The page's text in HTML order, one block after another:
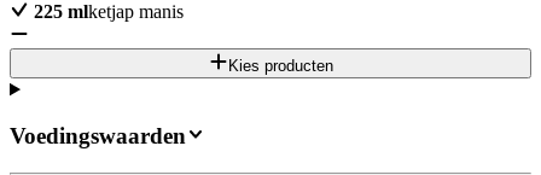
225 mlketjap manis
Kies producten
Voedingswaarden